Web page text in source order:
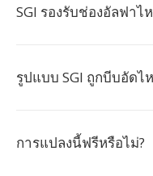
SGI รองรับช่องอัลฟาไ
รูปแบบ SGI ถูกบีบอัดไ
การแปลงนี้ฟรีหรือไม่?